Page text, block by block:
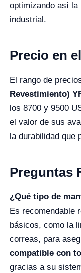
optimizando así la
industrial.
Precio en
El rango de
Revestimiento)
los 8700 y 9500
el valor de sus
la durabilidad que
Preguntas
¿Qué tipo de
Es recomendable
básicos, como la
correas, para
compatible con
gracias a su